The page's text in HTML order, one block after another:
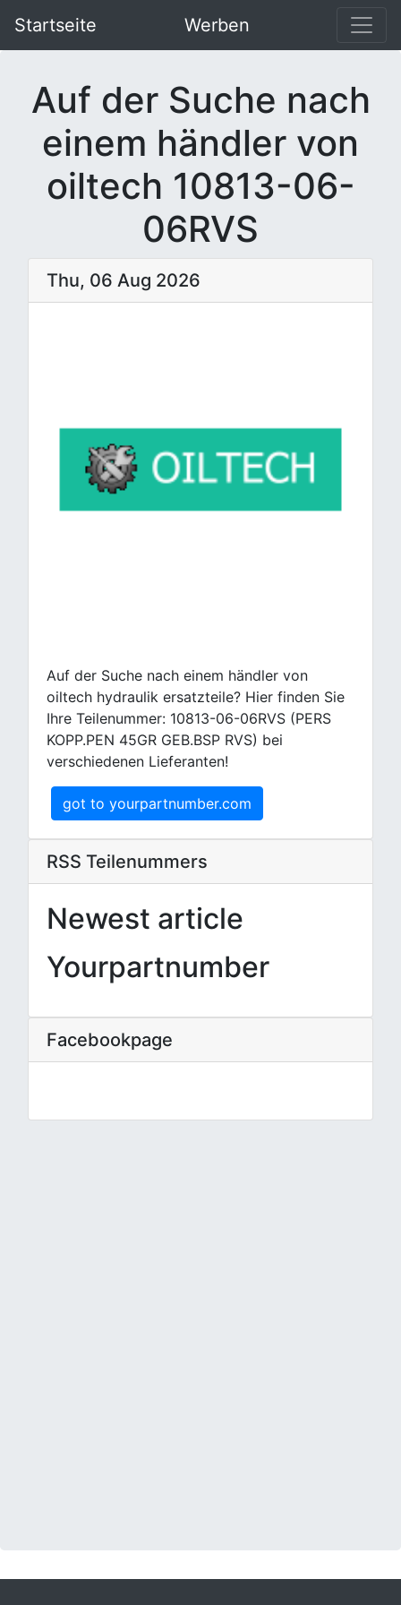
Startseite Werben
Auf der Suche nach
einem händler von
oiltech 10813-06-
06RVS
Thu, 06 Aug 2026
Auf der Suche nach einem händler von
oiltech hydraulik ersatzteile? Hier finden Sie
Ihre Teilenummer: 10813-06-06RVS (PERS
KOPP.PEN 45GR GEB.BSP RVS) bei
verschiedenen Lieferanten!
got to yourpartnumber.com
RSS Teilenummers
Newest article
Yourpartnumber
Facebookpage